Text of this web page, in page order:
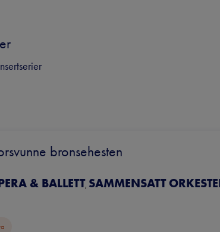
bronsehesten
& BALLETT, SAMMENSATT